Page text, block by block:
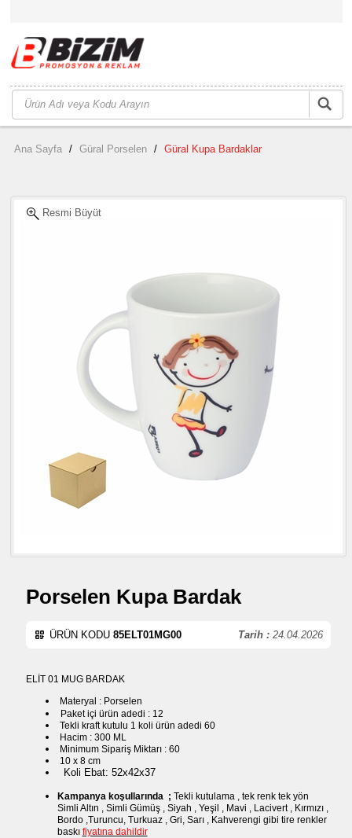
Ana Sayfa / Güral Porselen / Güral Kupa Bardaklar
Resmi Büyüt
Porselen Kupa Bardak
Tarih : 24.04.2026
ÜRÜN KODU 85ELT01MG00
ELİT 01 MUG BARDAK
Materyal : Porselen
Paket içi ürün adedi : 12
Tekli kraft kutulu 1 koli ürün adedi 60
Hacim : 300 ML
Minimum Sipariş Miktarı : 60
10 x 8 cm
Koli Ebat: 52x42x37
Kampanya koşullarında ; Tekli kutulama , tek renk tek yön
Simli Altın , Simli Gümüş , Siyah , Yeşil , Mavi , Lacivert , Kırmızı ,
Bordo ,Turuncu, Turkuaz , Gri, Sarı , Kahverengi gibi tire renkler
baskı fiyatına dahildir